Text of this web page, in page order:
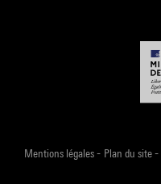
Mentions légales- Plan du site-